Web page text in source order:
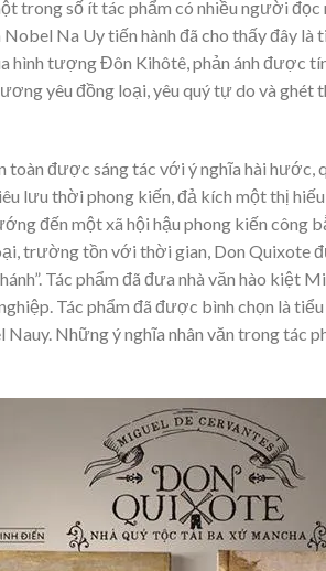
trong số ít tác phẩm có nhiều người
Na Uy tiến hành đã cho thấy đây
hình tượng Đôn Kihôtê, phản ánh được
yêu đồng loại, yêu quý tự do và
toàn được sáng tác với ý nghĩa hài hước,
lưu thời phong kiến, đả kích một thị
đến một xã hội hậu phong kiến công
trường tồn với thời gian, Don Quixote
Tác phẩm đã đưa nhà văn hào kiệt
Tác phẩm đã được bình chọn là
Những ý nghĩa nhân văn trong tác